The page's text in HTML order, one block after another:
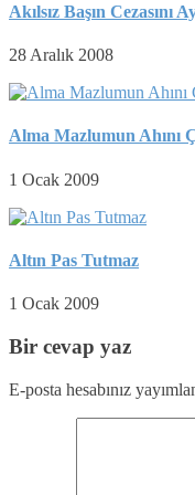
Akılsız Başın Cezasını
28 Aralık 2008
Alma Mazlumun Ahını
1 Ocak 2009
Altın Pas Tutmaz
1 Ocak 2009
Bir cevap yaz
E-posta hesabınız